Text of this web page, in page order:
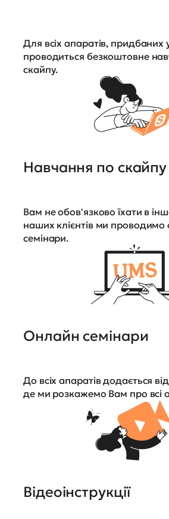
Для всіх апаратів, придбаних
проводиться безкоштовне
скайпу.
Навчання по скайпу
Вам не обов'язково їхати в
наших клієнтів ми проводимо
семінари.
Онлайн семінари
До всіх апаратів додається
де ми розкажемо Вам про всі
Відеоінструкції